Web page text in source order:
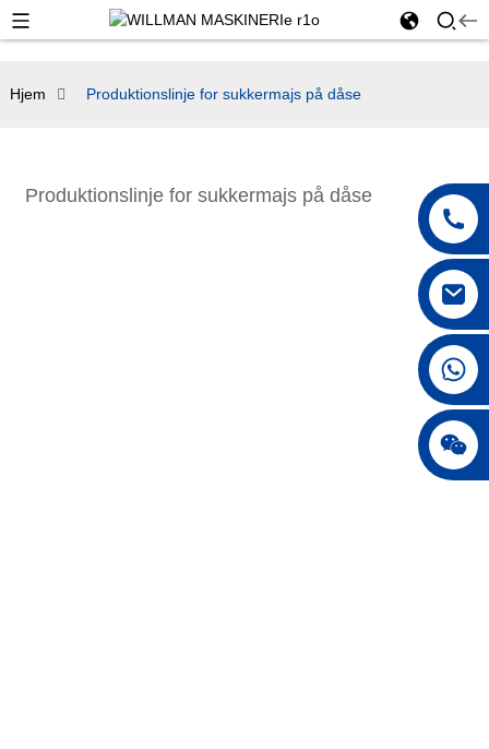
Hjem Produktionslinje for sukkermajs på dåse
Produktionslinje for sukkermajs på dåse